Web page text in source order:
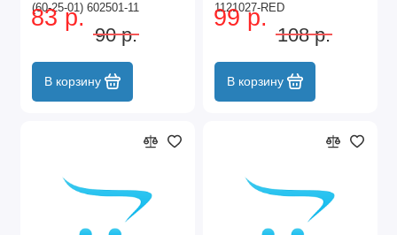
(60-25-01) 602501-11
83 р.
90 р.
В корзину
1121027-RED
99 р.
108 р.
В корзину